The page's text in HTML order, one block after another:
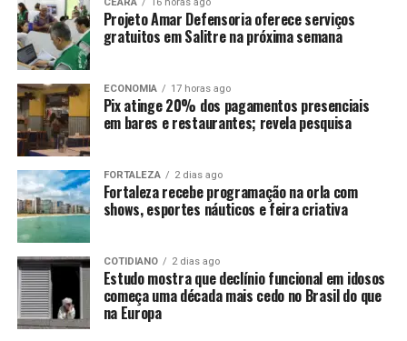
CEARÁ 16 horas ago
Projeto Amar Defensoria oferece serviços
gratuitos em Salitre na próxima semana
ECONOMIA 17 horas ago
Pix atinge 20% dos pagamentos presenciais
em bares e restaurantes; revela pesquisa
FORTALEZA 2 dias ago
Fortaleza recebe programação na orla com
shows, esportes náuticos e feira criativa
COTIDIANO 2 dias ago
Estudo mostra que declínio funcional em idosos
começa uma década mais cedo no Brasil do que
na Europa